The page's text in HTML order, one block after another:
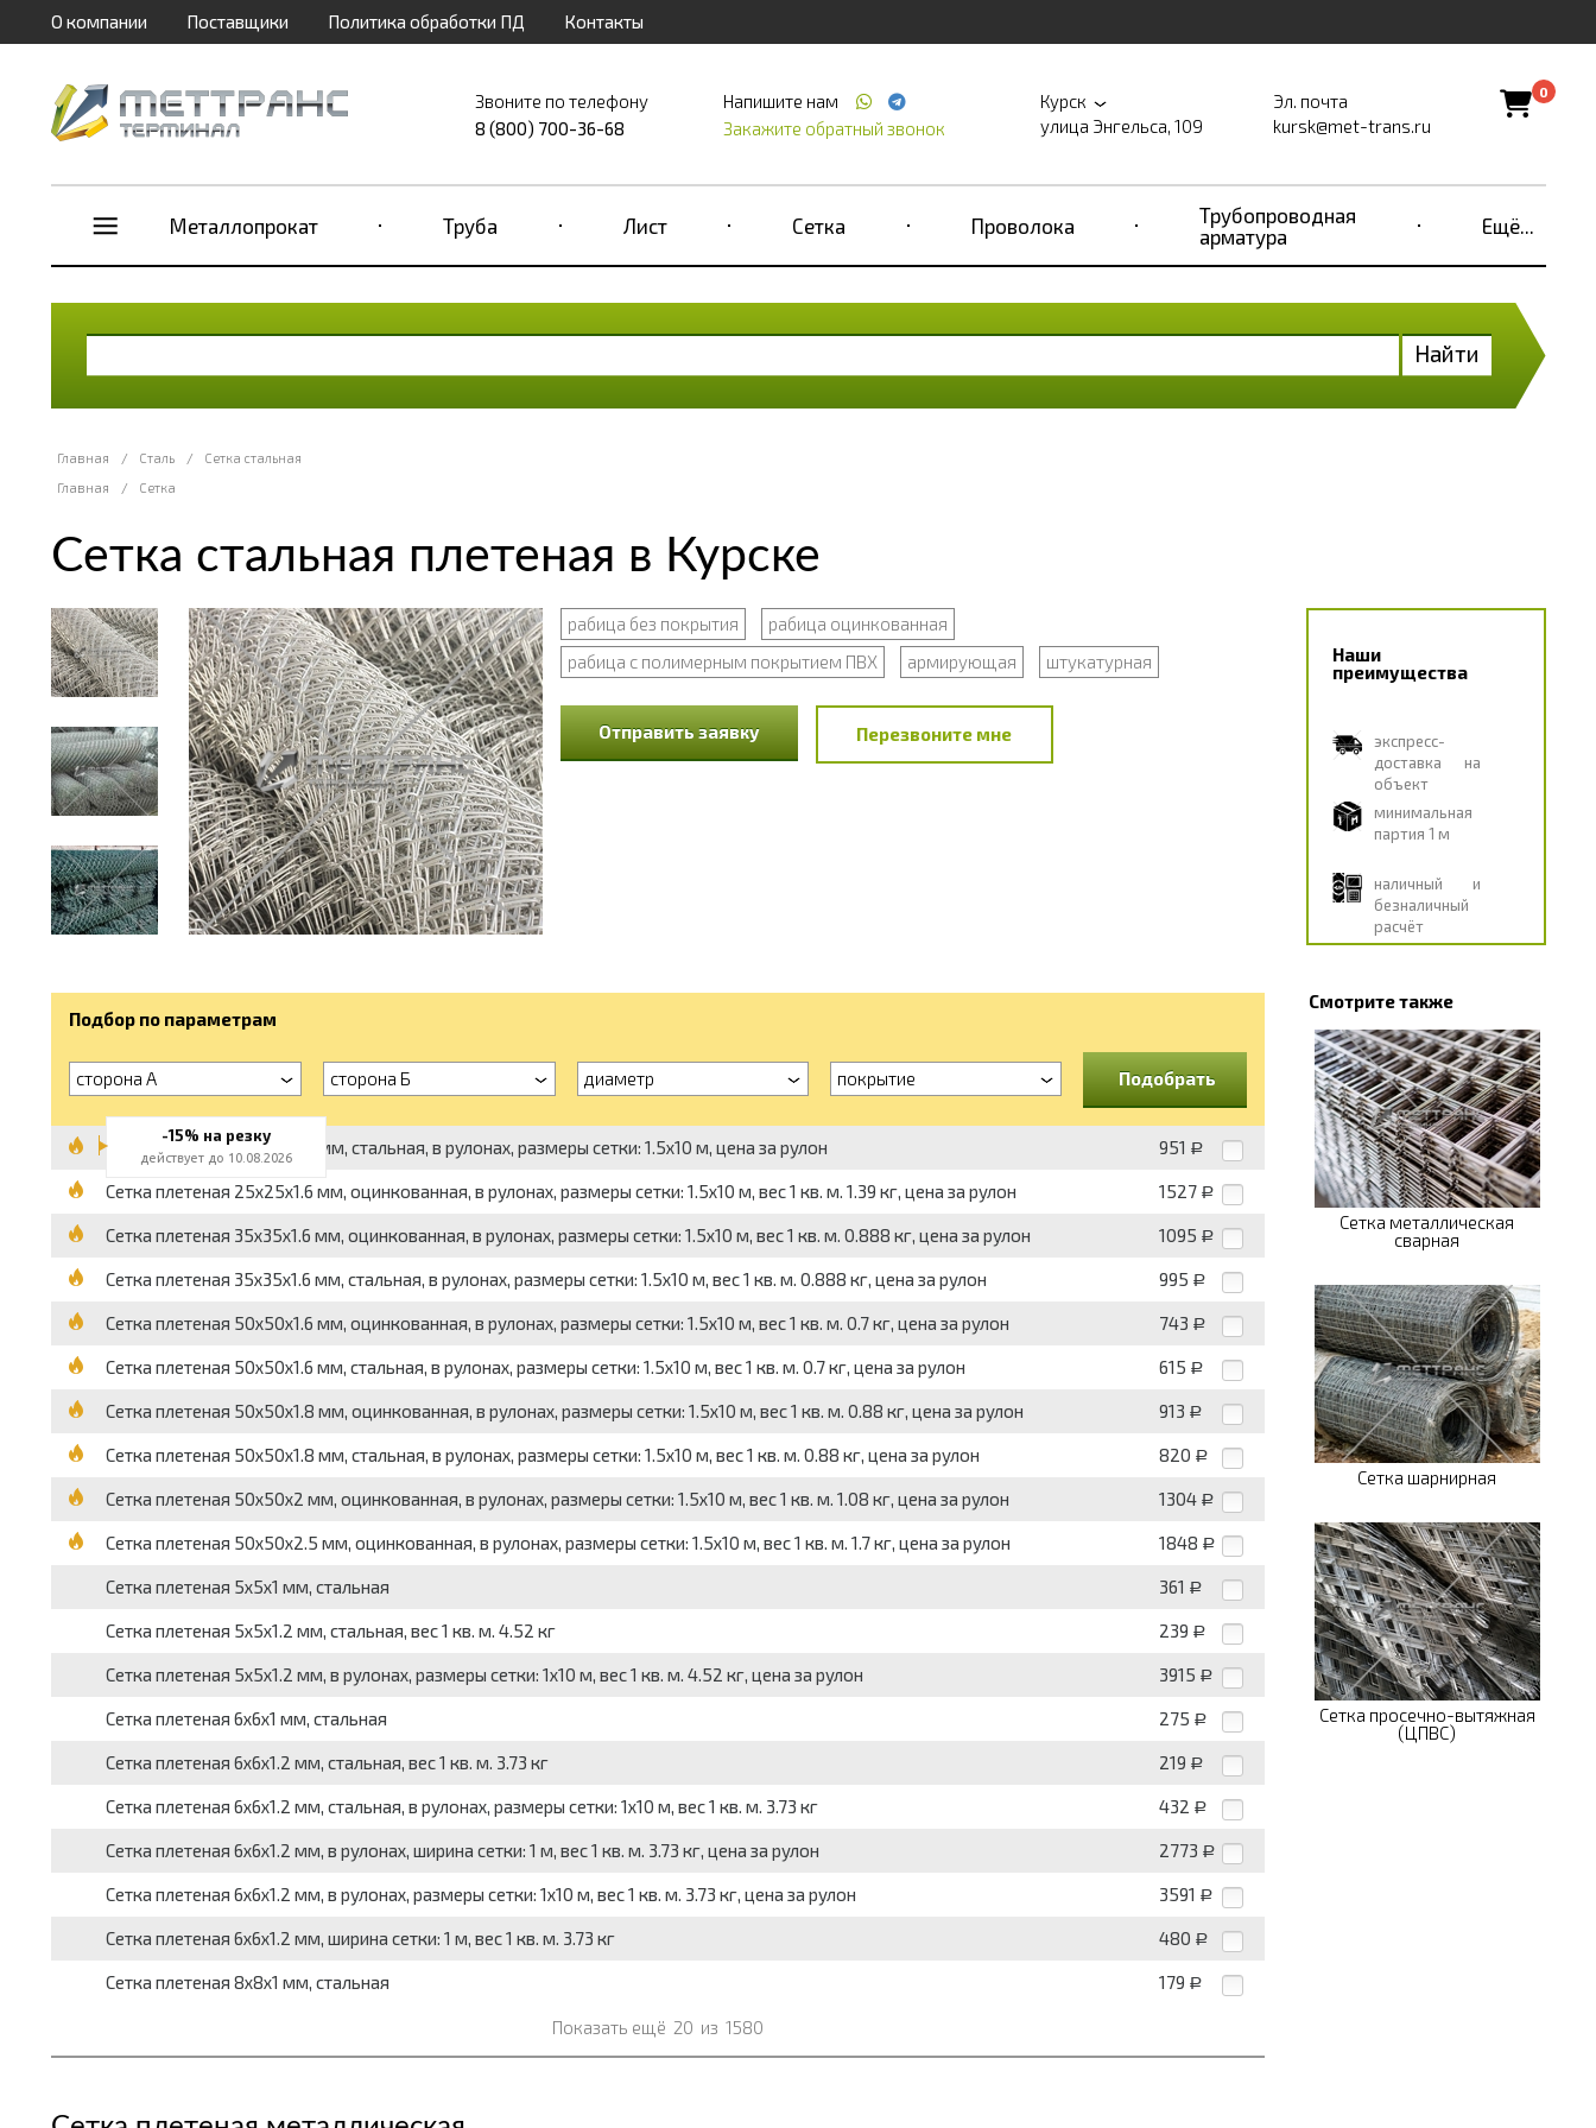
О компании Поставщики Политика обработки ПД Контакты
Звоните по телефону
8 (800) 700-36-68
Напишите нам
Закажите обратный звонок
Курск
улица Энгельса, 109
Эл. почта
kursk@met-trans.ru
0
Металлопрокат Труба Лист Сетка Проволока
Трубопроводная
арматура
Ещё...
Найти
Главная / Сталь /
Сетка стальная
Главная
/ Сетка
Сетка стальная плетеная в Курске
рабица без покрытия
рабица оцинкованная
рабица с полимерным покрытием ПВХ
армирующая штукатурная
Отправить заявку Перезвоните мне
Наши
преимущества
экспресс-
доставка на
объект
минимальная
партия 1 м
наличный и
безналичный
расчёт
Подбор по параметрам
сторона А сторона Б диаметр покрытие Подобрать
Сетка плетеная 25x25x1.4 мм, стальная, в рулонах, размеры сетки: 1.5x10 м, цена за рулон 951 Р
Сетка плетеная 25x25x1.6 мм, оцинкованная, в рулонах, размеры сетки: 1.5x10 м, вес 1 кв. м. 1.39 кг, цена за рулон 1527 Р
Сетка плетеная 35x35x1.6 мм, оцинкованная, в рулонах, размеры сетки: 1.5x10 м, вес 1 кв. м. 0.888 кг, цена за рулон 1095 Р
Сетка плетеная 35x35x1.6 мм, стальная, в рулонах, размеры сетки: 1.5x10 м, вес 1 кв. м. 0.888 кг, цена за рулон 995 Р
Сетка плетеная 50x50x1.6 мм, оцинкованная, в рулонах, размеры сетки: 1.5x10 м, вес 1 кв. м. 0.7 кг, цена за рулон 743 Р
Сетка плетеная 50x50x1.6 мм, стальная, в рулонах, размеры сетки: 1.5x10 м, вес 1 кв. м. 0.7 кг, цена за рулон 615 Р
Сетка плетеная 50x50x1.8 мм, оцинкованная, в рулонах, размеры сетки: 1.5x10 м, вес 1 кв. м. 0.88 кг, цена за рулон 913 Р
Сетка плетеная 50x50x1.8 мм, стальная, в рулонах, размеры сетки: 1.5x10 м, вес 1 кв. м. 0.88 кг, цена за рулон 820 Р
Сетка плетеная 50x50x2 мм, оцинкованная, в рулонах, размеры сетки: 1.5x10 м, вес 1 кв. м. 1.08 кг, цена за рулон 1304 Р
Сетка плетеная 50x50x2.5 мм, оцинкованная, в рулонах, размеры сетки: 1.5x10 м, вес 1 кв. м. 1.7 кг, цена за рулон 1848 Р
Сетка плетеная 5x5x1 мм, стальная 361 Р
Сетка плетеная 5x5x1.2 мм, стальная, вес 1 кв. м. 4.52 кг 239 Р
Сетка плетеная 5x5x1.2 мм, в рулонах, размеры сетки: 1x10 м, вес 1 кв. м. 4.52 кг, цена за рулон 3915 Р
Сетка плетеная 6x6x1 мм, стальная 275 Р
Сетка плетеная 6x6x1.2 мм, стальная, вес 1 кв. м. 3.73 кг 219 Р
Сетка плетеная 6x6x1.2 мм, стальная, в рулонах, размеры сетки: 1x10 м, вес 1 кв. м. 3.73 кг 432 Р
Сетка плетеная 6x6x1.2 мм, в рулонах, ширина сетки: 1 м, вес 1 кв. м. 3.73 кг, цена за рулон 2773 Р
Сетка плетеная 6x6x1.2 мм, в рулонах, размеры сетки: 1x10 м, вес 1 кв. м. 3.73 кг, цена за рулон 3591 Р
Сетка плетеная 6x6x1.2 мм, ширина сетки: 1 м, вес 1 кв. м. 3.73 кг 480 Р
Сетка плетеная 8x8x1 мм, стальная 179 Р
Показать ещё 20 из 1580
Смотрите также
Сетка металлическая
сварная
Сетка шарнирная
Сетка просечно-вытяжная
(ЦПВС)
-15% на резку
действует до 10.08.2026